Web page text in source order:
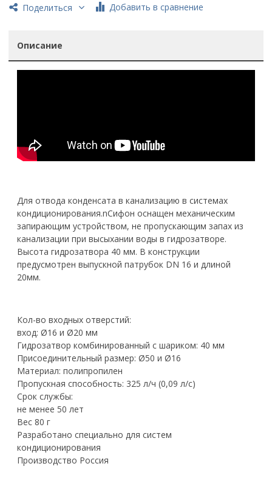
Поделиться Добавить в сравнение
Описание
Для отвода конденсата в канализацию в системах
кондиционирования.nСифон оснащен механическим
запирающим устройством, не пропускающим запах из
канализации при высыхании воды в гидрозатворе.
Высота гидрозатвора 40 мм. В конструкции
предусмотрен выпускной патрубок DN 16 и длиной
20мм.
Кол-во входных отверстий:
вход: Ø16 и Ø20 мм
Гидрозатвор комбинированный с шариком: 40 мм
Присоединительный размер: Ø50 и Ø16
Материал: полипропилен
Пропускная способность: 325 л/ч (0,09 л/с)
Срок службы:
не менее 50 лет
Вес 80 г
Разработано специально для систем
кондиционирования
Производство Россия